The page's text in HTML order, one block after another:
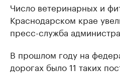
Число ветеринарных и
Краснодарском крае
пресс-служба
В прошлом году на
дорогах было 11 таких